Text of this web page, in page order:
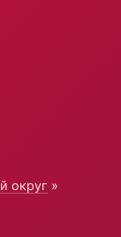
округ »